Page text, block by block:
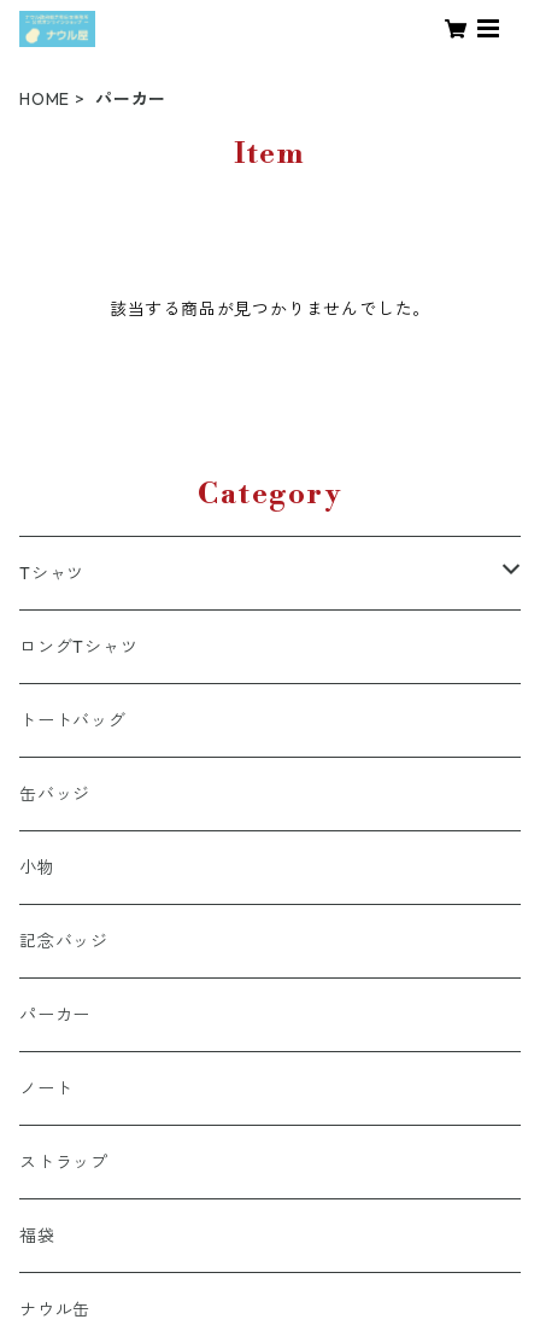
HOME パーカー
Item
該当する商品が見つかりませんでした。
Category
Tシャツ
ポリエステル
綿100％
ロングTシャツ
トートバッグ
缶バッジ
小物
記念バッジ
パーカー
ノート
ストラップ
福袋
ナウル缶